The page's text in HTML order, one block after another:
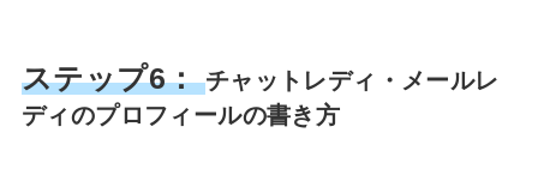
ステップ6： チャットレディ・メールレ
ディのプロフィールの書き方